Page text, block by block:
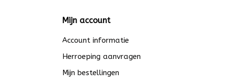
Mijn account
Account informatie
Herroeping aanvragen
Mijn bestellingen